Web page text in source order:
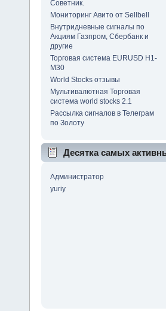
Советник.
Мониторинг Авито от Sellbell
Внутридневные сигналы по
Акциям Газпром, Сбербанк и
другие
Торговая система EURUSD Н1-
М30
World Stocks отзывы
Мультивалютная Торговая
система world stocks 2.1
Рассылка сигналов в Телеграм
по Золоту
Десятка самых
Администратор
yuriy